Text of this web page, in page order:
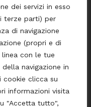
dei servizi in esso
terze parti) per
di navigazione
(propri e di
con le tue
navigazione in
cookie clicca su
informazioni visita
"Accetta tutto",